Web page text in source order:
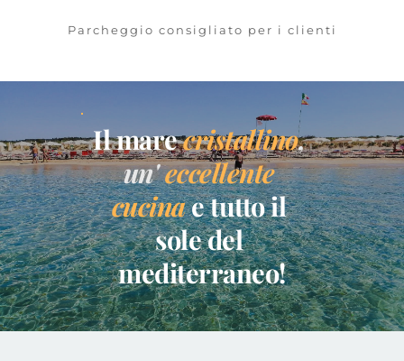
Parcheggio consigliato per i clienti
Il mare cristallino,
un'eccellente
cucina e tutto il
sole del
mediterraneo!